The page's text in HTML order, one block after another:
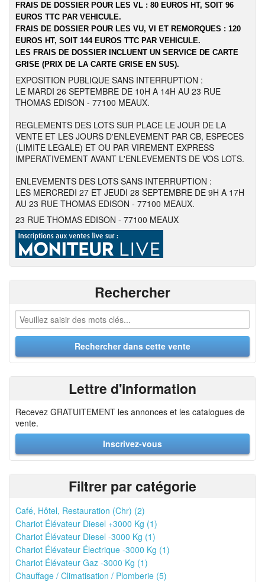
FRAIS DE DOSSIER POUR LES VL : 80 EUROS HT, SOIT 96
EUROS TTC PAR VEHICULE.
FRAIS DE DOSSIER POUR LES VU, VI ET REMORQUES : 120
EUROS HT, SOIT 144 EUROS TTC PAR VEHICULE.
LES FRAIS DE DOSSIER INCLUENT UN SERVICE DE CARTE
GRISE (PRIX DE LA CARTE GRISE EN SUS).
EXPOSITION PUBLIQUE SANS INTERRUPTION :
LE MARDI 26 SEPTEMBRE DE 10H A 14H AU 23 RUE
THOMAS EDISON - 77100 MEAUX.
REGLEMENTS DES LOTS SUR PLACE LE JOUR DE LA
VENTE ET LES JOURS D'ENLEVEMENT PAR CB, ESPECES
(LIMITE LEGALE) ET OU PAR VIREMENT EXPRESS
IMPERATIVEMENT AVANT L'ENLEVEMENTS DE VOS LOTS.
ENLEVEMENTS DES LOTS SANS INTERRUPTION :
LES MERCREDI 27 ET JEUDI 28 SEPTEMBRE DE 9H A 17H
AU 23 RUE THOMAS EDISON - 77100 MEAUX.
23 RUE THOMAS EDISON - 77100 MEAUX
Rechercher
Lettre d'information
Recevez GRATUITEMENT les annonces et les catalogues de
vente.
Inscrivez-vous
Filtrer par catégorie
Café, Hôtel, Restauration (Chr) (2)
Chariot Élévateur Diesel +3000 Kg (1)
Chariot Élévateur Diesel -3000 Kg (1)
Chariot Élévateur Électrique -3000 Kg (1)
Chariot Élévateur Gaz -3000 Kg (1)
Chauffage / Climatisation / Plomberie (5)